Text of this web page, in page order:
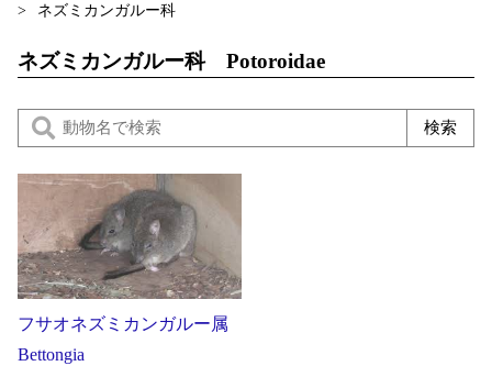
ネズミカンガルー科
ネズミカンガルー科 Potoroidae
フサオネズミカンガルー属
Bettongia